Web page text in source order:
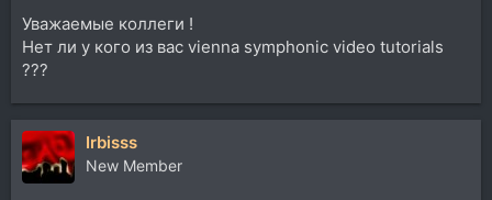
Уважаемые коллеги !
Нет ли у кого из вас vienna symphonic video tutorials
???
Irbisss
New Member